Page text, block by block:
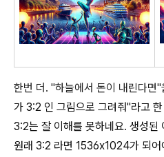
한번 더. "하늘에서 돈이 내린다면"
가 3:2 인 그림으로 그려줘"라고
3:2는 잘 이해를 못하네요. 생성
원래 3:2 라면 1536x1024가 되어